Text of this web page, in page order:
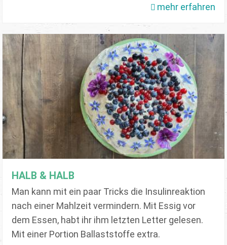
mehr erfahren
HALB & HALB
Man kann mit ein paar Tricks die Insulinreaktion
nach einer Mahlzeit vermindern. Mit Essig vor
dem Essen, habt ihr ihm letzten Letter gelesen.
Mit einer Portion Ballaststoffe extra.